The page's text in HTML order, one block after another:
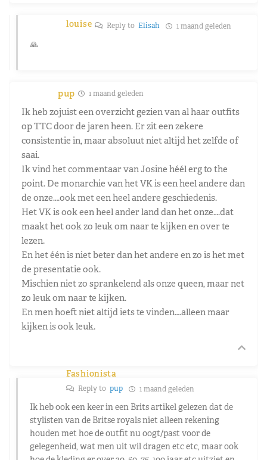
louise Reply toElisah 1 maand geleden
🙏
pup 1 maand geleden
Ik heb zojuist een overzicht gezien van al haar outfits
op TTC door de jaren heen. Er zit een zekere
consistentie in, maar absoluut niet altijd het zelfde of
saai.
Ik vind het commentaar van Josine héél erg to the
point. De monarchie van het VK is een heel andere dan
de onze….ook met een heel andere geschiedenis.
Het VK is ook een heel ander land dan het onze….dat
maakt het ook zo leuk om naar te kijken en over te
lezen.
En het één is niet beter dan het andere en zo is het met
de presentatie ook.
Mischien niet zo sprankelend als onze queen, maar net
zo leuk om naar te kijken.
En men hoeft niet altijd iets te vinden….alleen maar
kijken is ook leuk.
Fashionista
Reply to pup 1 maand geleden
Ik heb ook een keer in een Brits artikel gelezen dat de
stylisten van de Britse royals niet alleen rekening
houden met hoe de outfit nu oogt/past voor de
gelegenheid, wat men uit wil dragen etc etc, maar ook